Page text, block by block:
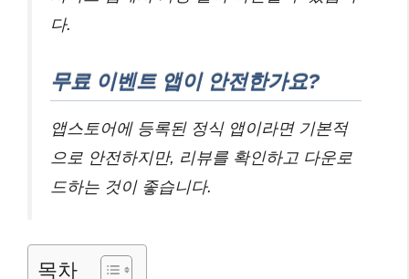
다.
무료 이벤트 앱이 안전한가요?
앱스토어에 등록된 정식 앱이라면 기본적
으로 안전하지만, 리뷰를 확인하고 다운로
드하는 것이 좋습니다.
목차